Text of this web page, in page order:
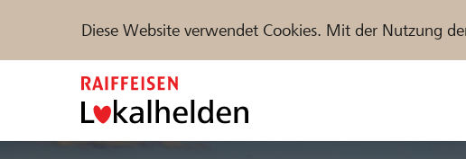
Diese Website verwendet Cookies. Mit der Nutzung